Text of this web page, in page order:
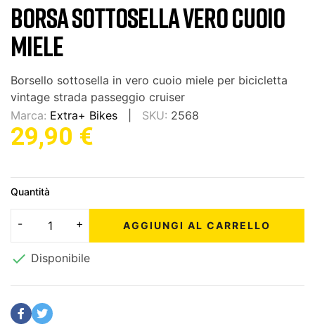
BORSA SOTTOSELLA VERO CUOIO
MIELE
Borsello sottosella in vero cuoio miele per bicicletta
vintage strada passeggio cruiser
Marca: Extra+ Bikes SKU: 2568
29,90 €
Quantità
AGGIUNGI AL CARRELLO
 Disponibile